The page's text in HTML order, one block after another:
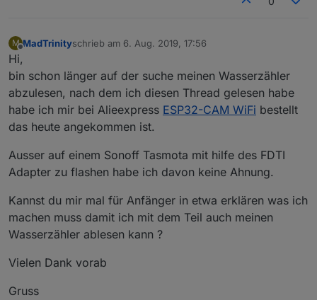
M MadTrinityschrieb am 6. Aug. 2019, 17:56
zuletzt editiert von
Hi,
bin schon länger auf der suche meinen Wasserzähler
abzulesen, nach dem ich diesen Thread gelesen habe
habe ich mir bei Alieexpress ESP32-CAM WiFi bestellt
das heute angekommen ist.
Ausser auf einem Sonoff Tasmota mit hilfe des FDTI
Adapter zu flashen habe ich davon keine Ahnung.
Kannst du mir mal für Anfänger in etwa erklären was ich
machen muss damit ich mit dem Teil auch meinen
Wasserzähler ablesen kann ?
Vielen Dank vorab
Gruss